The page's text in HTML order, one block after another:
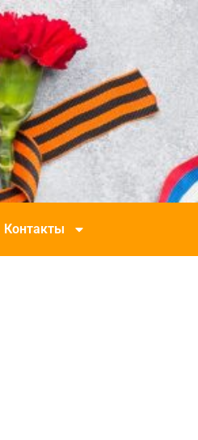
Контакты